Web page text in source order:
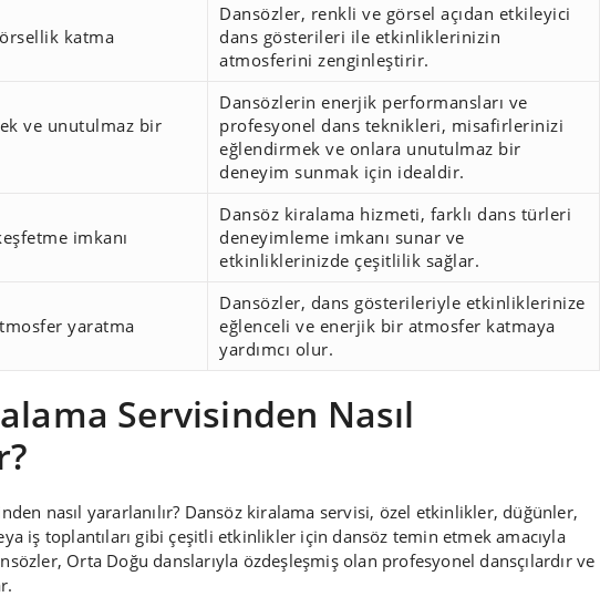
katma
Dansözler, renkli ve görsel açıdan etkileyici
dans gösterileri ile etkinliklerinizin
atmosferini zenginleştirir.
ve unutulmaz bir
Dansözlerin enerjik performansları ve
profesyonel dans teknikleri, misafirlerinizi
eğlendirmek ve onlara unutulmaz bir
deneyim sunmak için idealdir.
imkanı
Dansöz kiralama hizmeti, farklı dans türleri
deneyimleme imkanı sunar ve
etkinliklerinizde çeşitlilik sağlar.
yaratma
Dansözler, dans gösterileriyle etkinliklerinize
eğlenceli ve enerjik bir atmosfer katmaya
yardımcı olur.
Servisinden Nasıl
nasıl yararlanılır? Dansöz kiralama servisi, özel etkinlikler, düğünler,
iş toplantıları gibi çeşitli etkinlikler için dansöz temin etmek amacıyla
Orta Doğu danslarıyla özdeşleşmiş olan profesyonel dansçılardır ve